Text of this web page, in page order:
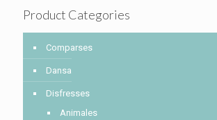
Product Categories
Comparses
Dansa
Disfresses
Animales